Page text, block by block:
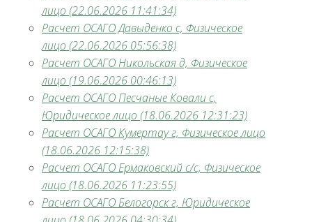
лицо (22.06.2026 11:41:34)
Расчет ОСАГО Давыденко с, Физическое
лицо (22.06.2026 05:56:38)
Расчет ОСАГО Никольская д, Физическое
лицо (19.06.2026 00:46:13)
Расчет ОСАГО Песчаные Ковали с,
Юридическое лицо (18.06.2026 12:31:23)
Расчет ОСАГО Кумертау г, Физическое лицо
(18.06.2026 12:15:38)
Расчет ОСАГО Ермаковский с/с, Физическое
лицо (18.06.2026 11:23:55)
Расчет ОСАГО Белогорск г, Юридическое